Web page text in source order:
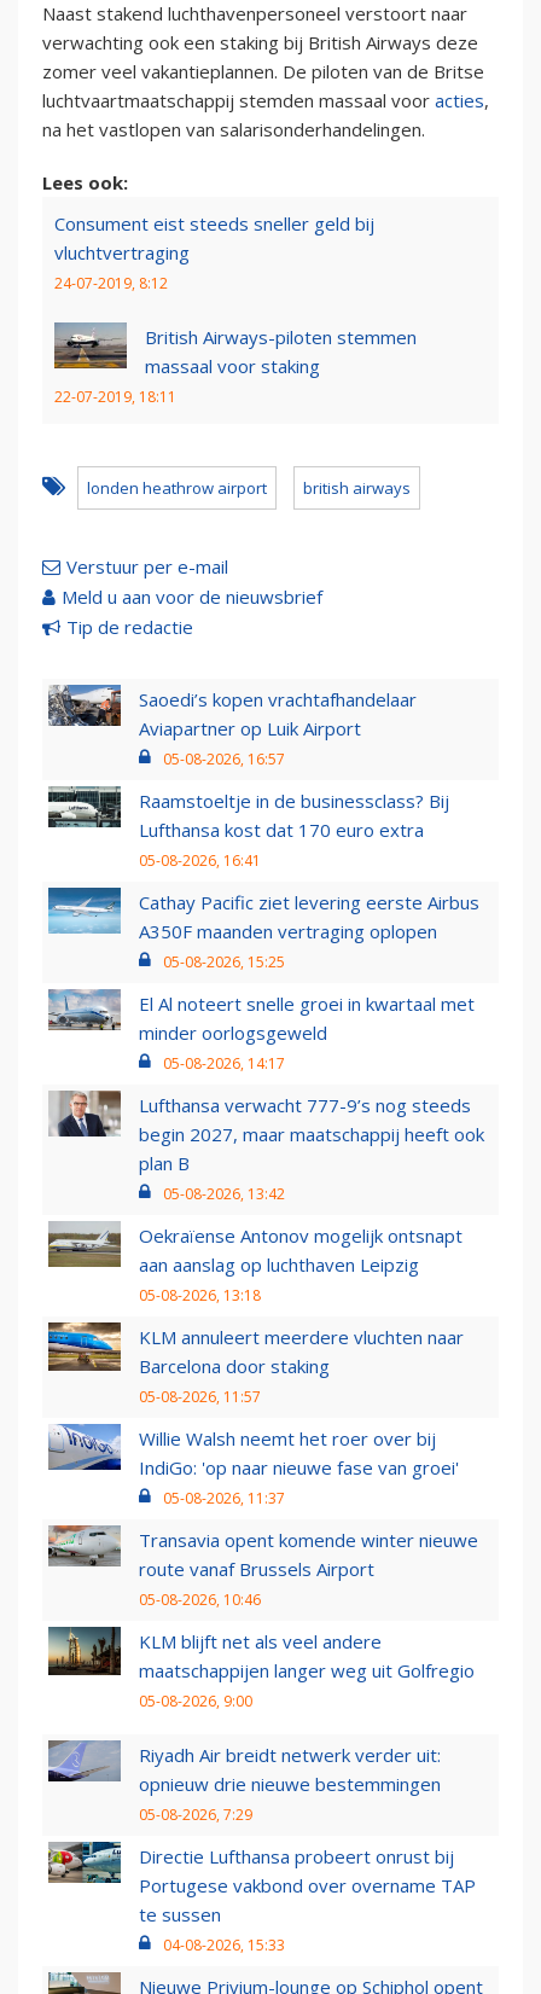
Naast stakend luchthavenpersoneel verstoort naar
verwachting ook een staking bij British Airways deze
zomer veel vakantieplannen. De piloten van de Britse
luchtvaartmaatschappij stemden massaal voor acties,
na het vastlopen van salarisonderhandelingen.
Lees ook:
Consument eist steeds sneller geld bij
vluchtvertraging
24-07-2019, 8:12
British Airways-piloten stemmen
massaal voor staking
22-07-2019, 18:11
londen heathrow airport british airways
Verstuur per e-mail
Meld u aan voor de nieuwsbrief
Tip de redactie
Saoedi’s kopen vrachtafhandelaar
Aviapartner op Luik Airport
05-08-2026, 16:57
Raamstoeltje in de businessclass? Bij
Lufthansa kost dat 170 euro extra
05-08-2026, 16:41
Cathay Pacific ziet levering eerste Airbus
A350F maanden vertraging oplopen
05-08-2026, 15:25
El Al noteert snelle groei in kwartaal met
minder oorlogsgeweld
05-08-2026, 14:17
Lufthansa verwacht 777-9’s nog steeds
begin 2027, maar maatschappij heeft ook
plan B
05-08-2026, 13:42
Oekraïense Antonov mogelijk ontsnapt
aan aanslag op luchthaven Leipzig
05-08-2026, 13:18
KLM annuleert meerdere vluchten naar
Barcelona door staking
05-08-2026, 11:57
Willie Walsh neemt het roer over bij
IndiGo: 'op naar nieuwe fase van groei'
05-08-2026, 11:37
Transavia opent komende winter nieuwe
route vanaf Brussels Airport
05-08-2026, 10:46
KLM blijft net als veel andere
maatschappijen langer weg uit Golfregio
05-08-2026, 9:00
Riyadh Air breidt netwerk verder uit:
opnieuw drie nieuwe bestemmingen
05-08-2026, 7:29
Directie Lufthansa probeert onrust bij
Portugese vakbond over overname TAP
te sussen
04-08-2026, 15:33
Nieuwe Privium-lounge op Schiphol opent